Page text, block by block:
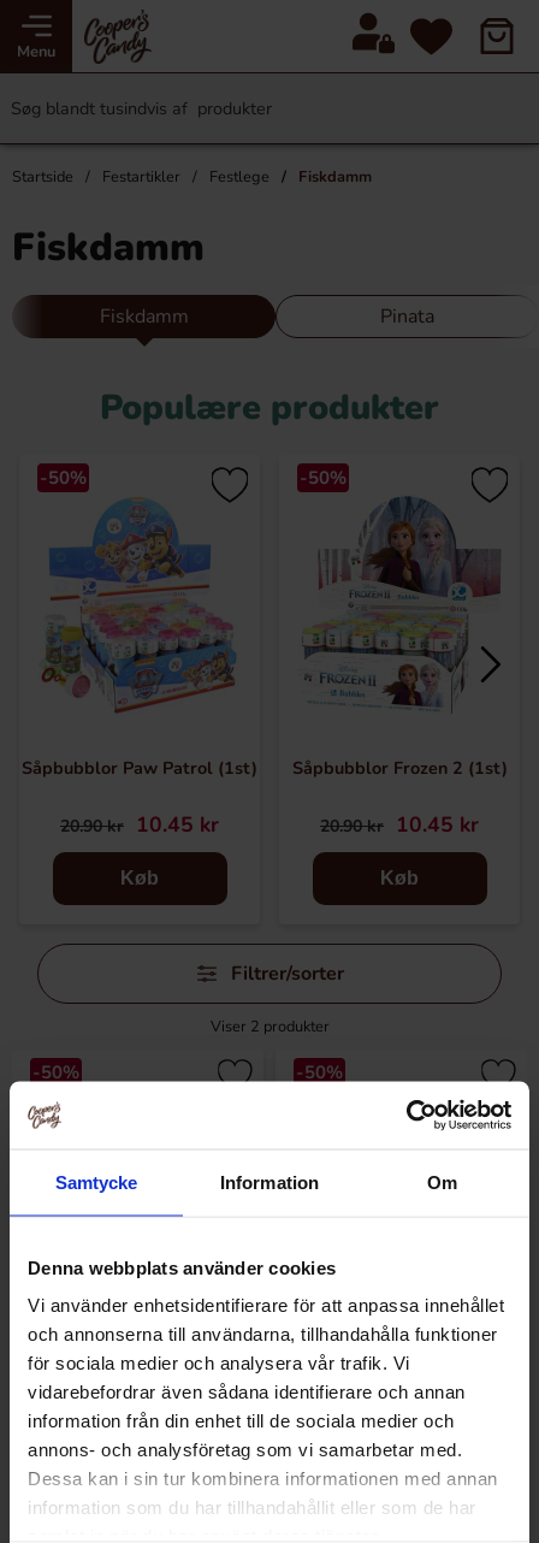
Samtycke Information Om
Denna webbplats använder cookies
Vi använder enhetsidentifierare för att anpassa innehållet
och annonserna till användarna, tillhandahålla funktioner
för sociala medier och analysera vår trafik. Vi
vidarebefordrar även sådana identifierare och annan
information från din enhet till de sociala medier och
annons- och analysföretag som vi samarbetar med.
Dessa kan i sin tur kombinera informationen med annan
information som du har tillhandahållit eller som de har
Menu
Startside Festartikler Festlege Fiskdamm
Fiskdamm
Fiskdamm Pinata
Populære produkter
-50%
Såpbubblor Paw Patrol (1st)
20.90 kr 10.45 kr
Køb
-50%
Såpbubblor Frozen 2 (1st)
20.90 kr 10.45 kr
Køb
Spring
filtre
Filtrer/sorter
Viser 2 produkter
-50%
Såpbubblor Frozen 2 (1st)
20.90 kr 10.45 kr
Køb
-50%
Såpbubblor Paw Patrol (1st)
20.90 kr 10.45 kr
Køb